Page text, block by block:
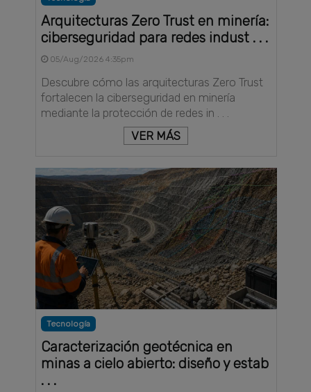
Arquitecturas Zero Trust en minería:
ciberseguridad para redes indust . . .
05/Aug/2026 4:35pm
Descubre cómo las arquitecturas Zero Trust
fortalecen la ciberseguridad en minería
mediante la protección de redes in . . .
VER MÁS
Tecnología
Caracterización geotécnica en
minas a cielo abierto: diseño y estab
. . .